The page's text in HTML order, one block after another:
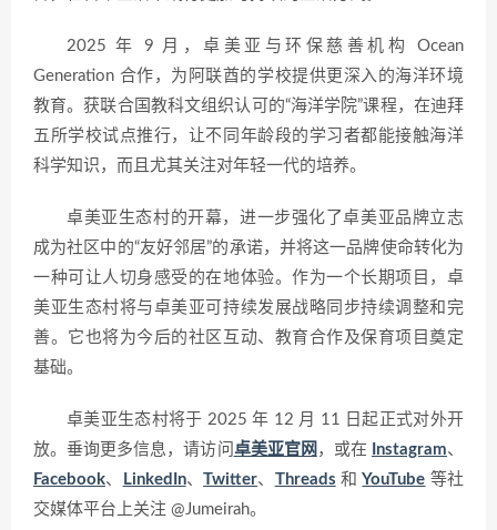
2025 年 9 月，卓美亚与环保慈善机构 Ocean
Generation 合作，为阿联酋的学校提供更深入的海洋环境
教育。获联合国教科文组织认可的“海洋学院”课程，在迪拜
五所学校试点推行，让不同年龄段的学习者都能接触海洋
科学知识，而且尤其关注对年轻一代的培养。
卓美亚生态村的开幕，进一步强化了卓美亚品牌立志
成为社区中的“友好邻居”的承诺，并将这一品牌使命转化为
一种可让人切身感受的在地体验。作为一个长期项目，卓
美亚生态村将与卓美亚可持续发展战略同步持续调整和完
善。它也将为今后的社区互动、教育合作及保育项目奠定
基础。
卓美亚生态村将于 2025 年 12 月 11 日起正式对外开
放。垂询更多信息，请访问 卓美亚官网 ，或在 Instagram、
Facebook、 LinkedIn、Twitter、 Threads 和YouTube 等社
交媒体平台上关注 @Jumeirah。